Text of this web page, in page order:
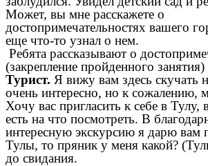
Может, вы мне расскажете о
достопримечательностях вашего
еще что-то узнал о нем.
Ребята рассказывают о
(закрепление пройденного занятия)
Турист. Я вижу вам здесь скучать
очень интересно, но к сожалению,
Хочу вас пригласить к себе в Тулу,
есть на что посмотреть. В
интересную экскурсию я дарю вам
Тулы, то пряник у меня какой?
до свидания.